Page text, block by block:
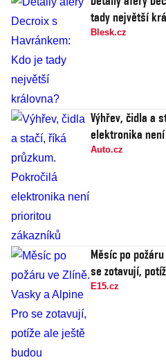
tady největší
Blesk.cz
Výhřev, čidla a
elektronika
Auto.cz
Měsíc po
se zotavují,
E15.cz